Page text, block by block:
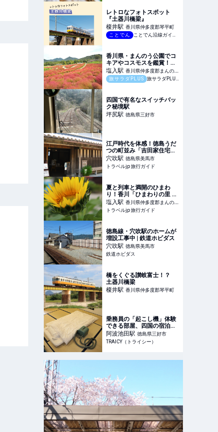
レトロなフォトスポット
『土器川橋梁』
榎井駅 香川県仲多度郡琴平町
ことでん
ことでん沿線ガイドブック
香川県・まんのう公園でコ
キアやコスモスを鑑賞！
「秋！色どりフェスタ
2025」が9月13日（土）か
ら開催
塩入駅 香川県仲多度郡まんのう
町旅サラダPLUS 旅サラダPLUS｜朝日放送
四国で有名なスイッチバッ
ク秘境駅
坪尻駅 徳島県三好市
江戸時代を体感！徳島うだ
つの町並み「吉田家住宅」
が凄い | 徳島県 | トラベルjp
旅行ガイド
穴吹駅 徳島県美馬市
トラベルjp 旅行ガイド
夏と列車と満開のひまわ
り！香川「ひまわりの里 ま
んのう」 | 香川県 | トラベル
jp 旅行ガイド
塩入駅 香川県仲多度郡まんのう
町
トラベルjp 旅行ガイド
徳島線・穴吹駅のホームが
増設工事中 | 鉄道ホビダス
穴吹駅 徳島県美馬市
鉄道ホビダス
橋をくぐる讃岐富士！？
土器川橋梁
榎井駅 香川県仲多度郡琴平町
乗務員の「起こし機」体験
できる部屋、四国の宿泊施
設に登場 JR秘蔵の鉄道部
品も - TRAICY（トライシ
阿波池田駅 徳島県三好市
TRAICY（トライシー）